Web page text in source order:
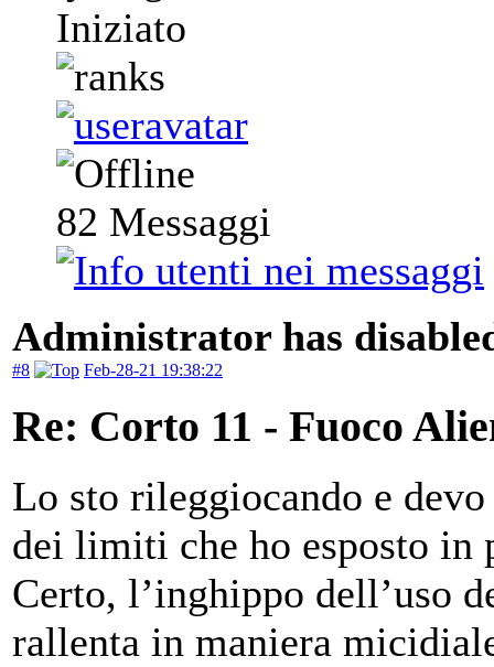
Iniziato
82 Messaggi
Administrator has
#8 Feb-28-21 19:38:22
Re: Corto 11 - Fuoco
Lo sto rileggiocando e
dei limiti che ho esposto in
Certo, l’inghippo dell’uso
rallenta in maniera